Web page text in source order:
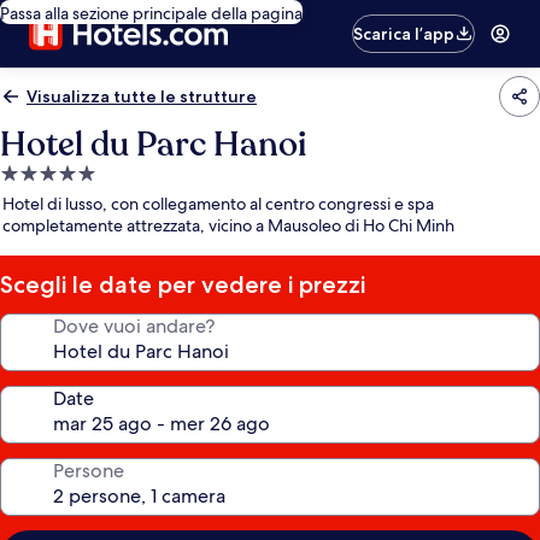
Passa alla sezione principale della pagina
Scarica l’app
Visualizza tutte le strutture
Hotel du Parc Hanoi
Struttura
a
5.0
stelle
Hotel di lusso, con collegamento al centro congressi e spa
completamente attrezzata, vicino a Mausoleo di Ho Chi Minh
Scegli le date per vedere i prezzi
Dove vuoi andare?
Date
Persone